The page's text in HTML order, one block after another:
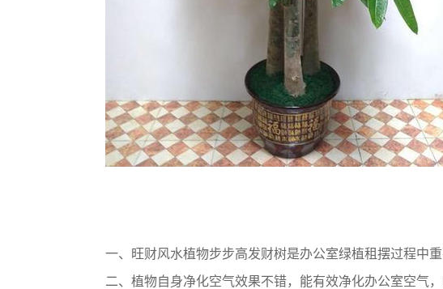
一、旺财风水植物步步高发财树是办公室绿植租摆过程中
二、植物自身净化空气效果不错，能有效净化办公室空气